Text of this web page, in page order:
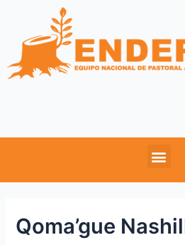
contenido
Qoma’gue
Navegación
de
entradas